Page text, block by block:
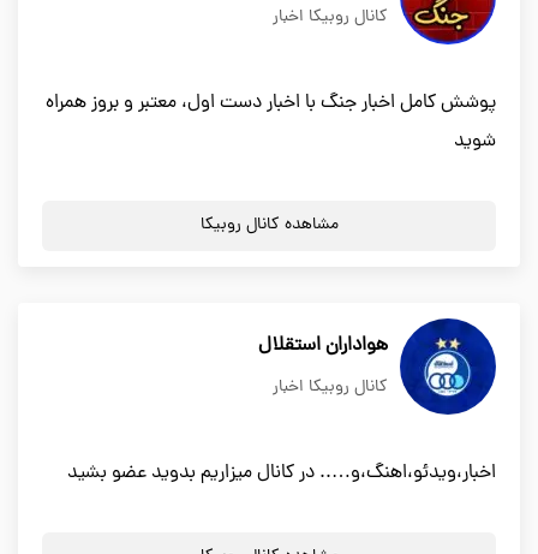
کانال روبیکا اخبار
پوشش کامل اخبار جنگ با اخبار دست اول، معتبر و بروز همراه
شوید
مشاهده کانال روبیکا
هواداران استقلال
کانال روبیکا اخبار
اخبار،ویدئو،اهنگ،و….. در کانال میزاریم بدوید عضو بشید